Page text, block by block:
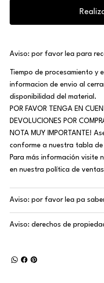
Aviso: por favor lea para
Tiempo de procesamiento y
informacion de envio al
disponibilidad del material.
POR FAVOR TENGA EN
DEVOLUCIONES POR
NOTA MUY IMPORTANTE!
conforme a nuestra tabla
Para más información visite
en nuestra política de ventas
Aviso: por favor lea pa
Aviso: derechos de